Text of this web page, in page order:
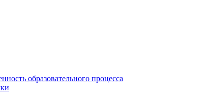
образовательного процесса